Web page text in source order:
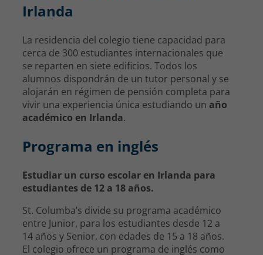
Irlanda
La residencia del colegio tiene capacidad para
cerca de 300 estudiantes internacionales que
se reparten en siete edificios. Todos los
alumnos dispondrán de un tutor personal y se
alojarán en régimen de pensión completa para
vivir una experiencia única estudiando un año
académico en Irlanda.
Programa en inglés
Estudiar un curso escolar en Irlanda para
estudiantes de 12 a 18 años.
St. Columba’s divide su programa académico
entre Junior, para los estudiantes desde 12 a
14 años y Senior, con edades de 15 a 18 años.
El colegio ofrece un programa de inglés como